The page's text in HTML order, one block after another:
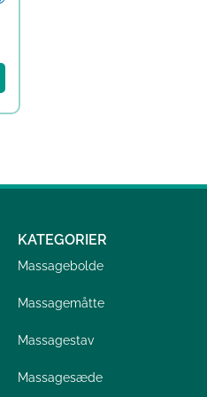
KATEGORIER
Massagebolde
Massagemåtte
Massagestav
Massagesæde